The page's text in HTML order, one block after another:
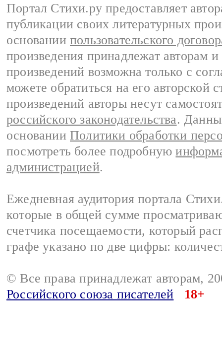
Портал Стихи.ру предоставляет
публикации своих литературных
основании пользовательского
произведения принадлежат авторам
произведений возможна только с
можете обратиться на его авторской
произведений авторы несут
российского законодательства.
основании Политики обработки
посмотреть более подробную
администрацией.
Ежедневная аудитория портала
которые в общей сумме
счетчика посещаемости, который
графе указано по две цифры:
© Все права принадлежат авторам,
Российского союза писателей
18+